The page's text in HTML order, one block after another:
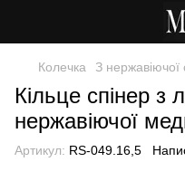
Колечка З нержавіючої
Кільце спінер з
нержавіючої
Артикул: RS-049.16,5